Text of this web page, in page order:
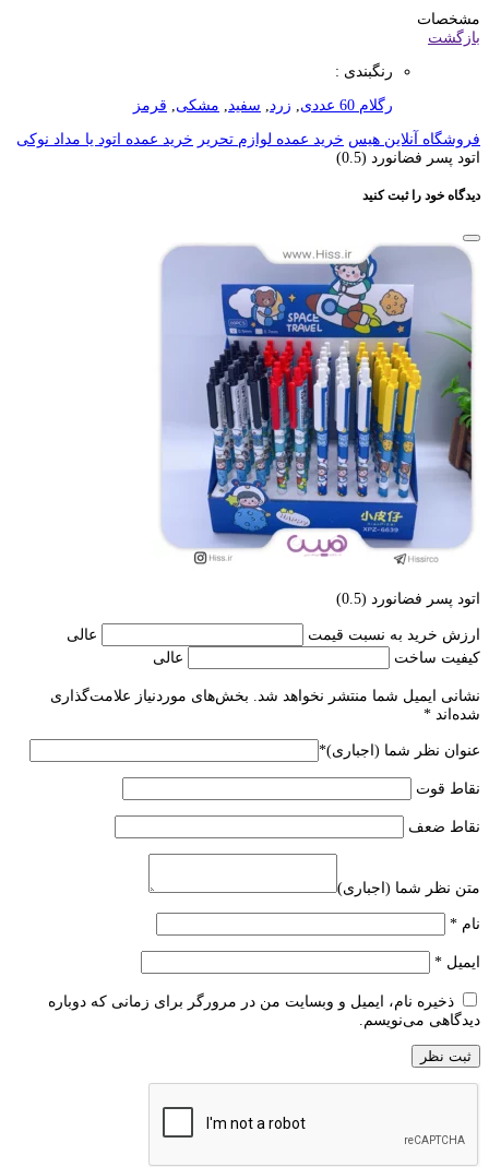
مشخصات
بازگشت
رنگبندی :
رگلام 60 عددی زرد سفید مشکی قرمز
فروشگاه آنلاین هیس خرید عمده لوازم تحریر خرید عمده اتود یا مداد نوکی
اتود پسر فضانورد (0.5)
دیدگاه خود را ثبت کنید
اتود پسر فضانورد (0.5)
ارزش خرید به نسبت قیمت
عالی
کیفیت ساخت
عالی
نشانی ایمیل شما منتشر نخواهد شد.
بخش‌های موردنیاز علامت‌گذاری
شده‌اند *
عنوان نظر شما (اجباری)*
نقاط قوت
نقاط ضعف
متن نظر شما (اجباری)
نام *
ایمیل *
ذخیره نام، ایمیل و وبسایت من در مرورگر برای زمانی که دوباره
دیدگاهی می‌نویسم.